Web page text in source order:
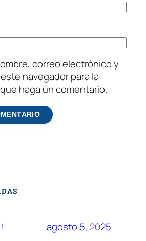
correo electrónico y
navegador para la
haga un comentario.
agosto 5, 2025